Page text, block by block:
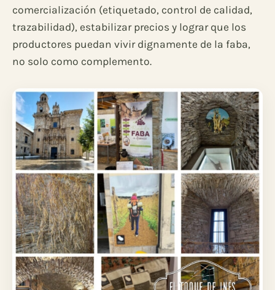
comercialización (etiquetado, control de calidad,
trazabilidad), estabilizar precios y lograr que los
productores puedan vivir dignamente de la faba,
no solo como complemento.